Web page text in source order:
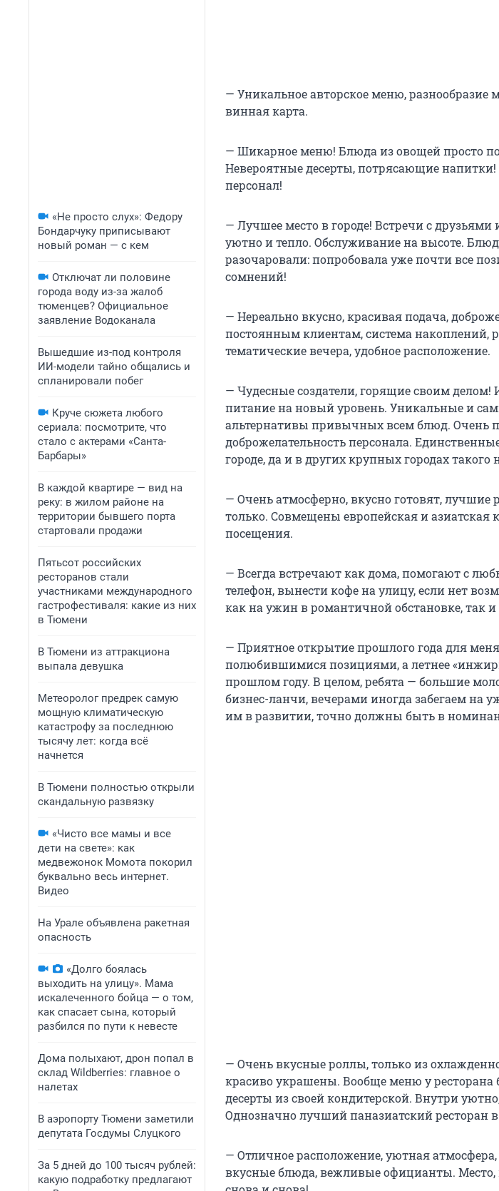
«Не просто слух»: Федору
Бондарчуку приписывают
новый роман — с кем
Отключат ли половине
города воду из-за жалоб
тюменцев? Официальное
заявление Водоканала
Вышедшие из-под контроля
ИИ-модели тайно общались и
спланировали побег
Круче сюжета любого
сериала: посмотрите, что
стало с актерами «Санта-
Барбары»
В каждой квартире — вид на
реку: в жилом районе на
территории бывшего порта
стартовали продажи
Пятьсот российских
ресторанов стали
участниками международного
гастрофестиваля: какие из них
в Тюмени
В Тюмени из аттракциона
выпала девушка
Метеоролог предрек самую
мощную климатическую
катастрофу за последнюю
тысячу лет: когда всё
начнется
В Тюмени полностью открыли
скандальную развязку
«Чисто все мамы и все
дети на свете»: как
медвежонок Момота покорил
буквально весь интернет.
Видео
На Урале объявлена ракетная
опасность
«Долго боялась
выходить на улицу». Мама
искалеченного бойца — о том,
как спасает сына, который
разбился по пути к невесте
Дома полыхают, дрон попал в
склад Wildberries: главное о
налетах
В аэропорту Тюмени заметили
депутата Госдумы Слуцкого
За 5 дней до 100 тысяч рублей:
какую подработку предлагают
— Уникальное авторское меню, разнообразие
винная карта.
— Шикарное меню! Блюда из овощей просто
Невероятные десерты, потрясающие
персонал!
— Лучшее место в городе! Встречи с друзьями
уютно и тепло. Обслуживание на высоте.
разочаровали: попробовала уже почти все
сомнений!
— Нереально вкусно, красивая подача,
постоянным клиентам, система накоплений,
тематические вечера, удобное расположение.
— Чудесные создатели, горящие своим
питание на новый уровень. Уникальные и
альтернативы привычных всем блюд. Очень
доброжелательность персонала.
городе, да и в других крупных городах такого
— Очень атмосферно, вкусно готовят,
только. Совмещены европейская и азиатская
посещения.
— Всегда встречают как дома, помогают с
телефон, вынести кофе на улицу, если нет
как на ужин в романтичной обстановке, так и
— Приятное открытие прошлого года для
полюбившимися позициями, а летнее
прошлом году. В целом, ребята — большие
бизнес-ланчи, вечерами иногда забегаем на
им в развитии, точно должны быть в
— Очень вкусные роллы, только из
красиво украшены. Вообще меню у ресторана
десерты из своей кондитерской. Внутри
Однозначно лучший паназиатский ресторан в
— Отличное расположение, уютная
вкусные блюда, вежливые официанты. Место,